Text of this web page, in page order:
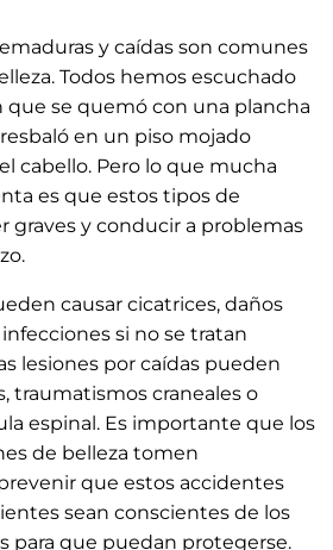
y caídas son comunes
Todos hemos escuchado
que se quemó con una plancha
en un piso mojado
cabello. Pero lo que mucha
es que estos tipos de
graves y conducir a problemas
causar cicatrices, daños
si no se tratan
lesiones por caídas pueden
traumatismos craneales o
espinal. Es importante que los
de belleza tomen
que estos accidentes
sean conscientes de los
para que puedan protegerse.